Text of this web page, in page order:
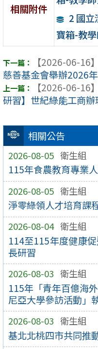
相關公告
2026-08-05 衛生組
115年食農教育專業
2026-08-05 衛生組
淨零綠領人才培育課
2026-08-04 衛生組
114至115年度健康
長研習
2026-08-03 衛生組
115年「青年百億海
尼亞大學參訪活動」
2026-08-03 衛生組
基北北桃四市共同推
相關附件
2 國
寶箱-教
【2026-06-16】
慈善基金會舉辦2026
【2026-06-16】
研習】世紀綠能工商